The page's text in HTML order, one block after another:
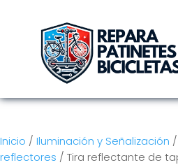
Inicio / Iluminación y Señalización /
reflectores / Tira reflectante de